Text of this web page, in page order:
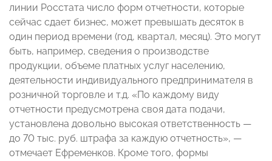
линии Росстата число форм отчетности, которые
сейчас сдает бизнес, может превышать десяток в
один период времени (год, квартал, месяц). Это могут
быть, например, сведения о производстве
продукции, объеме платных услуг населению,
деятельности индивидуального предпринимателя в
розничной торговле и т.д. «По каждому виду
отчетности предусмотрена своя дата подачи,
установлена довольно высокая ответственность —
до 70 тыс. руб. штрафа за каждую отчетность», —
отмечает Ефременков. Кроме того, формы